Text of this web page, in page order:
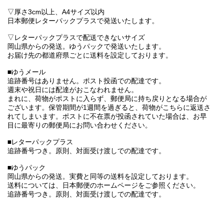
▽厚さ3cm以上、A4サイズ以内
日本郵便レターパックプラスで発送いたします。
▽レターパックプラスで配送できないサイズ
岡山県からの発送。ゆうパックで発送いたします。
お届け先の都道府県ごとに送料を設定しております。
■ゆうメール
追跡番号はありません。ポスト投函での配達です。
週末や祝日には配達がおこなわれません。
まれに、荷物がポストに入らず、郵便局に持ち戻りとなる場合が
ございます。保管期間が1週間を過ぎると、荷物がこちらに返送さ
れてしまいます。ポストに不在票が投函されていた場合は、お早
目に最寄りの郵便局にお問い合わせください。
■レターパックプラス
追跡番号つき。原則、対面受け渡しでの配達です。
■ゆうパック
岡山県からの発送。実費と同等の送料を設定しております。
送料については、日本郵便のホームページをご参照ください。
追跡番号つき。原則、対面受け渡しでの配達です。